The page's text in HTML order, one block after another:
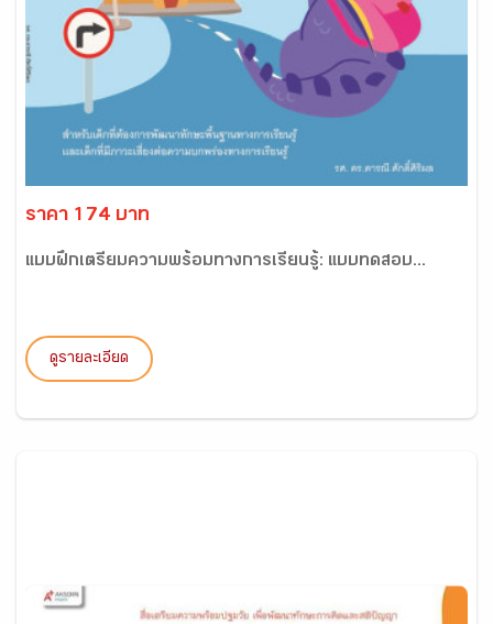
ราคา 174 บาท
แบบฝึกเตรียมความพร้อมทางการเรียนรู้: แบบทดสอบ...
ดูรายละเอียด